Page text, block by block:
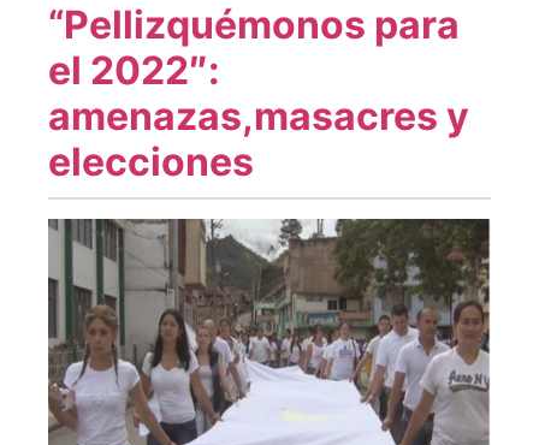
“Pellizquémonos para
el 2022″:
amenazas,masacres y
elecciones